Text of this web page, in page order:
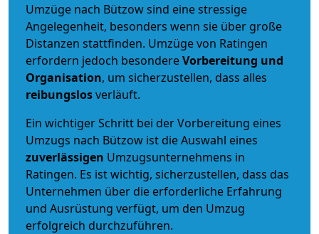
Umzüge nach Bützow sind eine stressige
Angelegenheit, besonders wenn sie über große
Distanzen stattfinden. Umzüge von Ratingen
erfordern jedoch besondereVorbereitung und
Organisation, um sicherzustellen, dass alles
reibungslosverläuft.
Ein wichtiger Schritt bei der Vorbereitung eines
Umzugs nach Bützow ist die Auswahl eines
zuverlässigen Umzugsunternehmens in
Ratingen. Es ist wichtig, sicherzustellen, dass das
Unternehmen über die erforderliche Erfahrung
und Ausrüstung verfügt, um den Umzug
erfolgreich durchzuführen.